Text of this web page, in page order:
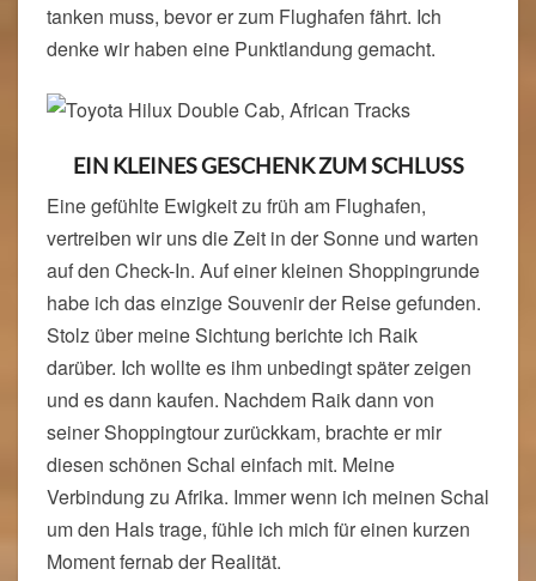
tanken muss, bevor er zum Flughafen fährt. Ich
denke wir haben eine Punktlandung gemacht.
EIN KLEINES GESCHENK ZUM SCHLUSS
Eine gefühlte Ewigkeit zu früh am Flughafen,
vertreiben wir uns die Zeit in der Sonne und warten
auf den Check-In. Auf einer kleinen Shoppingrunde
habe ich das einzige Souvenir der Reise gefunden.
Stolz über meine Sichtung berichte ich Raik
darüber. Ich wollte es ihm unbedingt später zeigen
und es dann kaufen. Nachdem Raik dann von
seiner Shoppingtour zurückkam, brachte er mir
diesen schönen Schal einfach mit. Meine
Verbindung zu Afrika. Immer wenn ich meinen Schal
um den Hals trage, fühle ich mich für einen kurzen
Moment fernab der Realität.